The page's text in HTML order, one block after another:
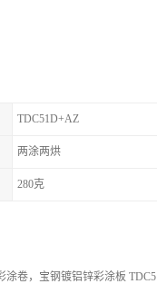
TDC51D+AZ
两涂两烘
280克
卷，宝钢镀铝锌彩涂板